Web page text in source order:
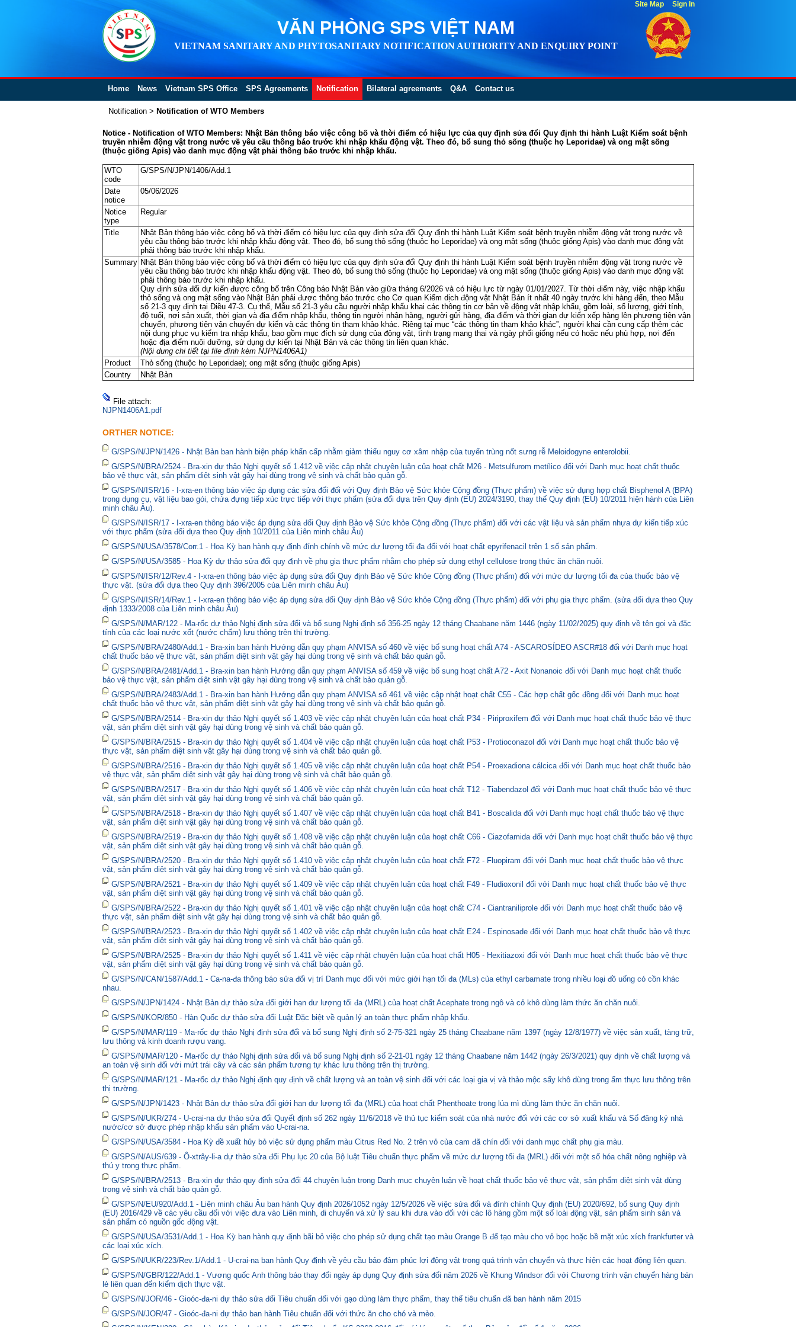
VĂN PHÒNG SPS VIỆT NAM
VIETNAM SANITARY AND PHYTOSANITARY NOTIFICATION AUTHORITY AND ENQUIRY POINT
Home News Vietnam SPS Office SPS Agreements Notification Bilateral agreements Q&A Contact us
Notification> Notification of WTO Members
Notice - Notification of WTO Members: Nhật Bản thông báo việc công bố và thời điểm có hiệu lực của quy định sửa đổi Quy định thi hành Luật Kiểm soát bệnh
truyền nhiễm động vật trong nước về yêu cầu thông báo trước khi nhập khẩu động vật. Theo đó, bổ sung thỏ sống (thuộc họ Leporidae) và ong mật sống
(thuộc giống Apis) vào danh mục động vật phải thông báo trước khi nhập khẩu.
WTO
code
G/SPS/N/JPN/1406/Add.1
Date
notice
05/06/2026
Notice
type
Regular
Title
Nhật Bản thông báo việc công bố và thời điểm có hiệu lực của quy định sửa đổi Quy định thi hành Luật Kiểm soát bệnh truyền nhiễm động vật trong nước về
yêu cầu thông báo trước khi nhập khẩu động vật. Theo đó, bổ sung thỏ sống (thuộc họ Leporidae) và ong mật sống (thuộc giống Apis) vào danh mục động vật
phải thông báo trước khi nhập khẩu.
Summary Nhật Bản thông báo việc công bố và thời điểm có hiệu lực của quy định sửa đổi Quy định thi hành Luật Kiểm soát bệnh truyền nhiễm động vật trong nước về
yêu cầu thông báo trước khi nhập khẩu động vật. Theo đó, bổ sung thỏ sống (thuộc họ Leporidae) và ong mật sống (thuộc giống Apis) vào danh mục động vật
phải thông báo trước khi nhập khẩu.
Quy định sửa đổi dự kiến được công bố trên Công báo Nhật Bản vào giữa tháng 6/2026 và có hiệu lực từ ngày 01/01/2027. Từ thời điểm này, việc nhập khẩu
thỏ sống và ong mật sống vào Nhật Bản phải được thông báo trước cho Cơ quan Kiểm dịch động vật Nhật Bản ít nhất 40 ngày trước khi hàng đến, theo Mẫu
số 21-3 quy định tại Điều 47-3. Cụ thể, Mẫu số 21-3 yêu cầu người nhập khẩu khai các thông tin cơ bản về động vật nhập khẩu, gồm loài, số lượng, giới tính,
độ tuổi, nơi sản xuất, thời gian và địa điểm nhập khẩu, thông tin người nhận hàng, người gửi hàng, địa điểm và thời gian dự kiến xếp hàng lên phương tiện vận
chuyển, phương tiện vận chuyển dự kiến và các thông tin tham khảo khác. Riêng tại mục “các thông tin tham khảo khác”, người khai cần cung cấp thêm các
nội dung phục vụ kiểm tra nhập khẩu, bao gồm mục đích sử dụng của động vật, tình trạng mang thai và ngày phối giống nếu có hoặc nếu phù hợp, nơi đến
hoặc địa điểm nuôi dưỡng, sử dụng dự kiến tại Nhật Bản và các thông tin liên quan khác.
(Nội dung chi tiết tại file đính kèm NJPN1406A1)
Product
Thỏ sống (thuộc họ Leporidae); ong mật sống (thuộc giống Apis)
Country
Nhật Bản
File attach:
NJPN1406A1.pdf
ORTHER NOTICE:
G/SPS/N/JPN/1426 - Nhật Bản ban hành biện pháp khẩn cấp nhằm giảm thiểu nguy cơ xâm nhập của tuyến trùng nốt sưng rễ Meloidogyne enterolobii.
G/SPS/N/BRA/2524 - Bra-xin dự thảo Nghị quyết số 1.412 về việc cập nhật chuyên luận của hoạt chất M26 - Metsulfurom metílico đối với Danh mục hoạt chất thuốc
bảo vệ thực vật, sản phẩm diệt sinh vật gây hại dùng trong vệ sinh và chất bảo quản gỗ.
G/SPS/N/ISR/16 - I-xra-en thông báo việc áp dụng các sửa đổi đối với Quy định Bảo vệ Sức khỏe Cộng đồng (Thực phẩm) về việc sử dụng hợp chất Bisphenol A (BPA)
trong dụng cụ, vật liệu bao gói, chứa đựng tiếp xúc trực tiếp với thực phẩm (sửa đổi dựa trên Quy định (EU) 2024/3190, thay thế Quy định (EU) 10/2011 hiện hành của Liên
minh châu Âu).
G/SPS/N/ISR/17 - I-xra-en thông báo việc áp dụng sửa đổi Quy định Bảo vệ Sức khỏe Cộng đồng (Thực phẩm) đối với các vật liệu và sản phẩm nhựa dự kiến tiếp xúc
với thực phẩm (sửa đổi dựa theo Quy định 10/2011 của Liên minh châu Âu)
G/SPS/N/USA/3578/Corr.1 - Hoa Kỳ ban hành quy định đính chính về mức dư lượng tối đa đối với hoạt chất epyrifenacil trên 1 số sản phẩm.
G/SPS/N/USA/3585 - Hoa Kỳ dự thảo sửa đổi quy định về phụ gia thực phẩm nhằm cho phép sử dụng ethyl cellulose trong thức ăn chăn nuôi.
G/SPS/N/ISR/12/Rev.4 - I-xra-en thông báo việc áp dụng sửa đổi Quy định Bảo vệ Sức khỏe Cộng đồng (Thực phẩm) đối với mức dư lượng tối đa của thuốc bảo vệ
thực vật. (sửa đổi dựa theo Quy định 396/2005 của Liên minh châu Âu)
G/SPS/N/ISR/14/Rev.1 - I-xra-en thông báo việc áp dụng sửa đổi Quy định Bảo vệ Sức khỏe Cộng đồng (Thực phẩm) đối với phụ gia thực phẩm. (sửa đổi dựa theo Quy
định 1333/2008 của Liên minh châu Âu)
G/SPS/N/MAR/122 - Ma-rốc dự thảo Nghị định sửa đổi và bổ sung Nghị định số 356-25 ngày 12 tháng Chaabane năm 1446 (ngày 11/02/2025) quy định về tên gọi và đặc
tính của các loại nước xốt (nước chấm) lưu thông trên thị trường.
G/SPS/N/BRA/2480/Add.1 - Bra-xin ban hành Hướng dẫn quy phạm ANVISA số 460 về việc bổ sung hoạt chất A74 - ASCAROSÍDEO ASCR#18 đối với Danh mục hoạt
chất thuốc bảo vệ thực vật, sản phẩm diệt sinh vật gây hại dùng trong vệ sinh và chất bảo quản gỗ.
G/SPS/N/BRA/2481/Add.1 - Bra-xin ban hành Hướng dẫn quy phạm ANVISA số 459 về việc bổ sung hoạt chất A72 - Axit Nonanoic đối với Danh mục hoạt chất thuốc
bảo vệ thực vật, sản phẩm diệt sinh vật gây hại dùng trong vệ sinh và chất bảo quản gỗ.
G/SPS/N/BRA/2483/Add.1 - Bra-xin ban hành Hướng dẫn quy phạm ANVISA số 461 về việc cập nhật hoạt chất C55 - Các hợp chất gốc đồng đối với Danh mục hoạt
chất thuốc bảo vệ thực vật, sản phẩm diệt sinh vật gây hại dùng trong vệ sinh và chất bảo quản gỗ.
G/SPS/N/BRA/2514 - Bra-xin dự thảo Nghị quyết số 1.403 về việc cập nhật chuyên luận của hoạt chất P34 - Piriproxifem đối với Danh mục hoạt chất thuốc bảo vệ thực
vật, sản phẩm diệt sinh vật gây hại dùng trong vệ sinh và chất bảo quản gỗ.
G/SPS/N/BRA/2515 - Bra-xin dự thảo Nghị quyết số 1.404 về việc cập nhật chuyên luận của hoạt chất P53 - Protioconazol đối với Danh mục hoạt chất thuốc bảo vệ
thực vật, sản phẩm diệt sinh vật gây hại dùng trong vệ sinh và chất bảo quản gỗ.
G/SPS/N/BRA/2516 - Bra-xin dự thảo Nghị quyết số 1.405 về việc cập nhật chuyên luận của hoạt chất P54 - Proexadiona cálcica đối với Danh mục hoạt chất thuốc bảo
vệ thực vật, sản phẩm diệt sinh vật gây hại dùng trong vệ sinh và chất bảo quản gỗ.
G/SPS/N/BRA/2517 - Bra-xin dự thảo Nghị quyết số 1.406 về việc cập nhật chuyên luận của hoạt chất T12 - Tiabendazol đối với Danh mục hoạt chất thuốc bảo vệ thực
vật, sản phẩm diệt sinh vật gây hại dùng trong vệ sinh và chất bảo quản gỗ.
G/SPS/N/BRA/2518 - Bra-xin dự thảo Nghị quyết số 1.407 về việc cập nhật chuyên luận của hoạt chất B41 - Boscalida đối với Danh mục hoạt chất thuốc bảo vệ thực
vật, sản phẩm diệt sinh vật gây hại dùng trong vệ sinh và chất bảo quản gỗ.
G/SPS/N/BRA/2519 - Bra-xin dự thảo Nghị quyết số 1.408 về việc cập nhật chuyên luận của hoạt chất C66 - Ciazofamida đối với Danh mục hoạt chất thuốc bảo vệ thực
vật, sản phẩm diệt sinh vật gây hại dùng trong vệ sinh và chất bảo quản gỗ.
G/SPS/N/BRA/2520 - Bra-xin dự thảo Nghị quyết số 1.410 về việc cập nhật chuyên luận của hoạt chất F72 - Fluopiram đối với Danh mục hoạt chất thuốc bảo vệ thực
vật, sản phẩm diệt sinh vật gây hại dùng trong vệ sinh và chất bảo quản gỗ.
G/SPS/N/BRA/2521 - Bra-xin dự thảo Nghị quyết số 1.409 về việc cập nhật chuyên luận của hoạt chất F49 - Fludioxonil đối với Danh mục hoạt chất thuốc bảo vệ thực
vật, sản phẩm diệt sinh vật gây hại dùng trong vệ sinh và chất bảo quản gỗ.
G/SPS/N/BRA/2522 - Bra-xin dự thảo Nghị quyết số 1.401 về việc cập nhật chuyên luận của hoạt chất C74 - Ciantraniliprole đối với Danh mục hoạt chất thuốc bảo vệ
thực vật, sản phẩm diệt sinh vật gây hại dùng trong vệ sinh và chất bảo quản gỗ.
G/SPS/N/BRA/2523 - Bra-xin dự thảo Nghị quyết số 1.402 về việc cập nhật chuyên luận của hoạt chất E24 - Espinosade đối với Danh mục hoạt chất thuốc bảo vệ thực
vật, sản phẩm diệt sinh vật gây hại dùng trong vệ sinh và chất bảo quản gỗ.
G/SPS/N/BRA/2525 - Bra-xin dự thảo Nghị quyết số 1.411 về việc cập nhật chuyên luận của hoạt chất H05 - Hexitiazoxi đối với Danh mục hoạt chất thuốc bảo vệ thực
vật, sản phẩm diệt sinh vật gây hại dùng trong vệ sinh và chất bảo quản gỗ.
G/SPS/N/CAN/1587/Add.1 - Ca-na-đa thông báo sửa đổi vị trí Danh mục đối với mức giới hạn tối đa (MLs) của ethyl carbamate trong nhiều loại đồ uống có cồn khác
nhau.
G/SPS/N/JPN/1424 - Nhật Bản dự thảo sửa đổi giới hạn dư lượng tối đa (MRL) của hoạt chất Acephate trong ngô và cỏ khô dùng làm thức ăn chăn nuôi.
G/SPS/N/KOR/850 - Hàn Quốc dự thảo sửa đổi Luật Đặc biệt về quản lý an toàn thực phẩm nhập khẩu.
G/SPS/N/MAR/119 - Ma-rốc dự thảo Nghị định sửa đổi và bổ sung Nghị định số 2-75-321 ngày 25 tháng Chaabane năm 1397 (ngày 12/8/1977) về việc sản xuất, tàng trữ,
lưu thông và kinh doanh rượu vang.
G/SPS/N/MAR/120 - Ma-rốc dự thảo Nghị định sửa đổi và bổ sung Nghị định số 2-21-01 ngày 12 tháng Chaabane năm 1442 (ngày 26/3/2021) quy định về chất lượng và
an toàn vệ sinh đối với mứt trái cây và các sản phẩm tương tự khác lưu thông trên thị trường.
G/SPS/N/MAR/121 - Ma-rốc dự thảo Nghị định quy định về chất lượng và an toàn vệ sinh đối với các loại gia vị và thảo mộc sấy khô dùng trong ẩm thực lưu thông trên
thị trường.
G/SPS/N/JPN/1423 - Nhật Bản dự thảo sửa đổi giới hạn dư lượng tối đa (MRL) của hoạt chất Phenthoate trong lúa mì dùng làm thức ăn chăn nuôi.
G/SPS/N/UKR/274 - U-crai-na dự thảo sửa đổi Quyết định số 262 ngày 11/6/2018 về thủ tục kiểm soát của nhà nước đối với các cơ sở xuất khẩu và Sổ đăng ký nhà
nước/cơ sở được phép nhập khẩu sản phẩm vào U-crai-na.
G/SPS/N/USA/3584 - Hoa Kỳ đề xuất hủy bỏ việc sử dụng phẩm màu Citrus Red No. 2 trên vỏ của cam đã chín đối với danh mục chất phụ gia màu.
G/SPS/N/AUS/639 - Ô-xtrây-li-a dự thảo sửa đổi Phụ lục 20 của Bộ luật Tiêu chuẩn thực phẩm về mức dư lượng tối đa (MRL) đối với một số hóa chất nông nghiệp và
thú y trong thực phẩm.
G/SPS/N/BRA/2513 - Bra-xin dự thảo quy định sửa đổi 44 chuyên luận trong Danh mục chuyên luận về hoạt chất thuốc bảo vệ thực vật, sản phẩm diệt sinh vật dùng
trong vệ sinh và chất bảo quản gỗ.
G/SPS/N/EU/920/Add.1 - Liên minh châu Âu ban hành Quy định 2026/1052 ngày 12/5/2026 về việc sửa đổi và đính chính Quy định (EU) 2020/692, bổ sung Quy định
(EU) 2016/429 về các yêu cầu đối với việc đưa vào Liên minh, di chuyển và xử lý sau khi đưa vào đối với các lô hàng gồm một số loài động vật, sản phẩm sinh sản và
sản phẩm có nguồn gốc động vật.
G/SPS/N/USA/3531/Add.1 - Hoa Kỳ ban hành quy định bãi bỏ việc cho phép sử dụng chất tạo màu Orange B để tạo màu cho vỏ bọc hoặc bề mặt xúc xích frankfurter và
các loại xúc xích.
G/SPS/N/UKR/223/Rev.1/Add.1 - U-crai-na ban hành Quy định về yêu cầu bảo đảm phúc lợi động vật trong quá trình vận chuyển và thực hiện các hoạt động liên quan.
G/SPS/N/GBR/122/Add.1 - Vương quốc Anh thông báo thay đổi ngày áp dụng Quy định sửa đổi năm 2026 về Khung Windsor đối với Chương trình vận chuyển hàng bán
lẻ liên quan đến kiểm dịch thực vật.
G/SPS/N/JOR/46 - Gioóc-đa-ni dự thảo sửa đổi Tiêu chuẩn đối với gạo dùng làm thực phẩm, thay thế tiêu chuẩn đã ban hành năm 2015
G/SPS/N/JOR/47 - Gioóc-đa-ni dự thảo ban hành Tiêu chuẩn đối với thức ăn cho chó và mèo.
Site Map Sign In